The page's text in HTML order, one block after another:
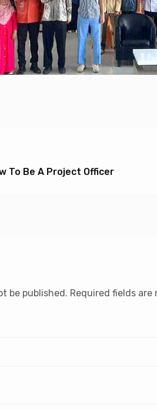
To Be A Project Officer
be published. Required fields are